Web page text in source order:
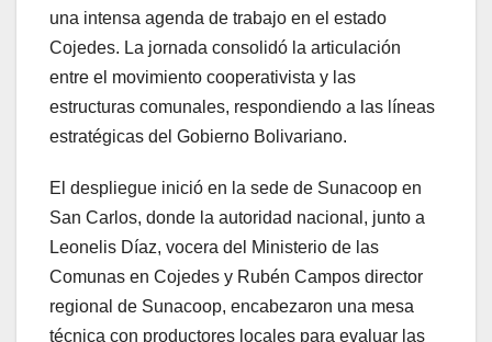
una intensa agenda de trabajo en el estado
Cojedes. La jornada consolidó la articulación
entre el movimiento cooperativista y las
estructuras comunales, respondiendo a las líneas
estratégicas del Gobierno Bolivariano.
El despliegue inició en la sede de Sunacoop en
San Carlos, donde la autoridad nacional, junto a
Leonelis Díaz, vocera del Ministerio de las
Comunas en Cojedes y Rubén Campos director
regional de Sunacoop, encabezaron una mesa
técnica con productores locales para evaluar las